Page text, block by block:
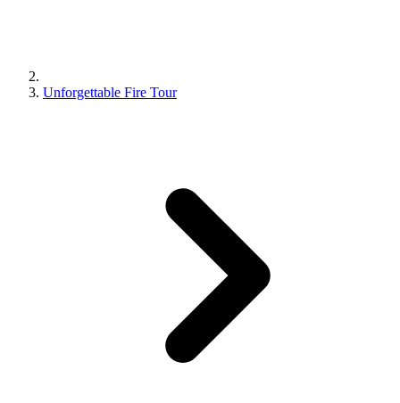
Unforgettable Fire Tour